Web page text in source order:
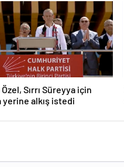
Sırrı Süreyya için
yerine alkış istedi